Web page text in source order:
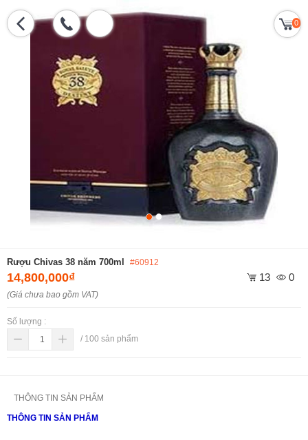
0
Rượu Chivas 38 năm 700ml #60912
14,800,000₫ 13 0
(Giá chưa bao gồm VAT)
Số lượng :
/ 100 sản phẩm
THÔNG TIN SẢN PHẨM
THÔNG TIN SẢN PHẨM